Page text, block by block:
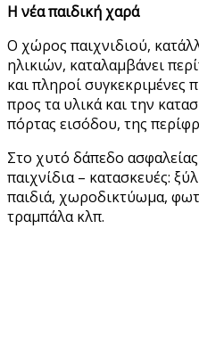
Η νέα παιδική χαρά
Ο χώρος παιχνιδιού,
ηλικιών, καταλαμβάνει
και πληροί συγκεκριμένες
προς τα υλικά και την
πόρτας εισόδου, της
Στο χυτό δάπεδο
παιχνίδια – κατασκευές:
παιδιά, χωροδικτύωμα,
τραμπάλα κλπ.